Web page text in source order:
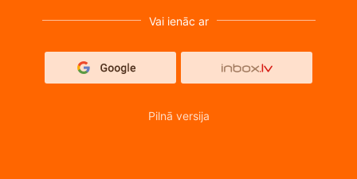
Vai ienāc ar
Pilnā versija